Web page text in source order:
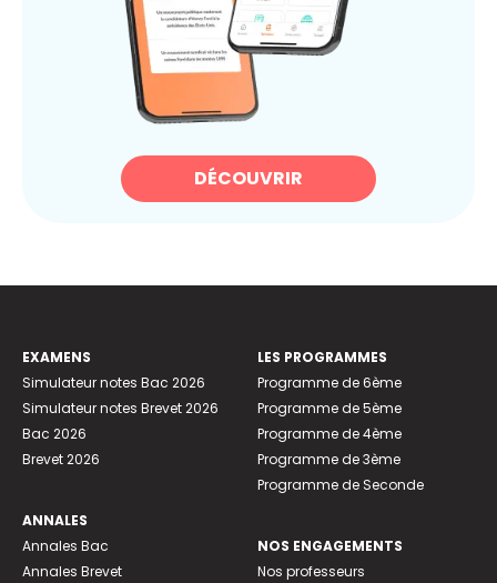
DÉCOUVRIR
EXAMENS
Simulateur notes Bac 2026
Simulateur notes Brevet 2026
Bac 2026
Brevet 2026
ANNALES
Annales Bac
Annales Brevet
LES PROGRAMMES
Programme de 6ème
Programme de 5ème
Programme de 4ème
Programme de 3ème
Programme de Seconde
NOS ENGAGEMENTS
Nos professeurs